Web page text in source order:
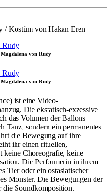
/ Kostüm von Hakan Eren
von Rudy
von Rudy
ist eine Video-
Die ekstatisch-exzessive
das Volumen der Ballons
Tanz, sondern ein permanentes
die Bewegung auf ihre
ihr einen rituellen,
keine Choreografie, keine
Die Performerin in ihrem
Tier oder ein ostasiatischer
Monster. Die Bewegungen der
die Soundkomposition.